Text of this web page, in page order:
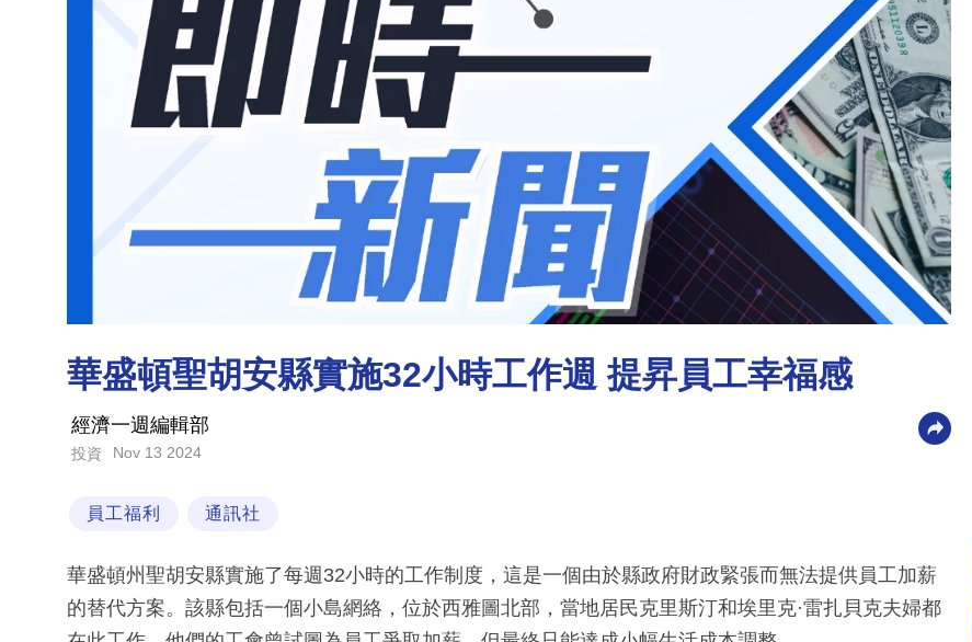
華盛頓聖胡安縣實施32小時工作週 提昇員工幸福感
經濟一週編輯部
投資 Nov 13 2024
員工福利 通訊社
華盛頓州聖胡安縣實施了每週32小時的工作制度，這是一個由於縣政府財政緊張而無法提供員工加薪
的替代方案。該縣包括一個小島網絡，位於西雅圖北部，當地居民克里斯汀和埃里克·雷扎貝克夫婦都